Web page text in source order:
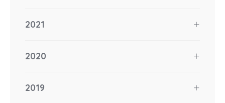
2021
2020
2019